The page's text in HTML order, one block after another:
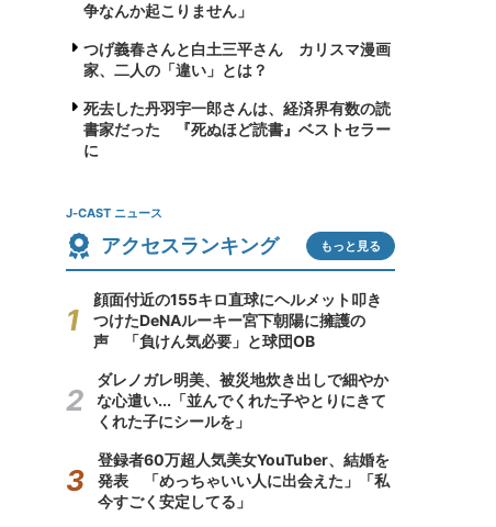
争なんか起こりません」
つげ義春さんと白土三平さん カリスマ漫画
家、二人の「違い」とは？
死去した丹羽宇一郎さんは、経済界有数の読
書家だった 『死ぬほど読書』ベストセラー
に
J-CAST ニュース
アクセスランキング もっと見る
顔面付近の155キロ直球にヘルメット叩き
つけたDeNAルーキー宮下朝陽に擁護の
声 「負けん気必要」と球団OB
ダレノガレ明美、被災地炊き出しで細やか
な心遣い...「並んでくれた子やとりにきて
くれた子にシールを」
登録者60万超人気美女YouTuber、結婚を
発表 「めっちゃいい人に出会えた」「私
今すごく安定してる」